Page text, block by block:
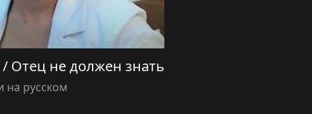
Отец не должен знать
на русском